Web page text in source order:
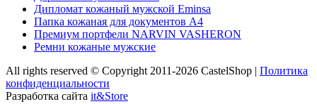
Дипломат кожаный мужской Eminsa
Папка кожаная для документов А4
Премиум портфели NARVIN VASHERON
Ремни кожаные мужские
All rights reserved © Copyright 2011-2026 CastelShop | Политика
конфиденциальности
Разработка сайта it&Store